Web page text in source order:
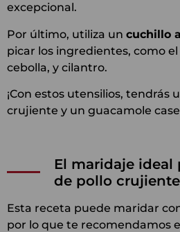
excepcional.
Por último, utiliza un cuchillo
picar los ingredientes, como
cebolla, y cilantro.
¡Con estos utensilios, tendrás
crujiente y un guacamole
El maridaje ideal
de pollo crujiente
Esta receta puede maridar
por lo que te recomendamos